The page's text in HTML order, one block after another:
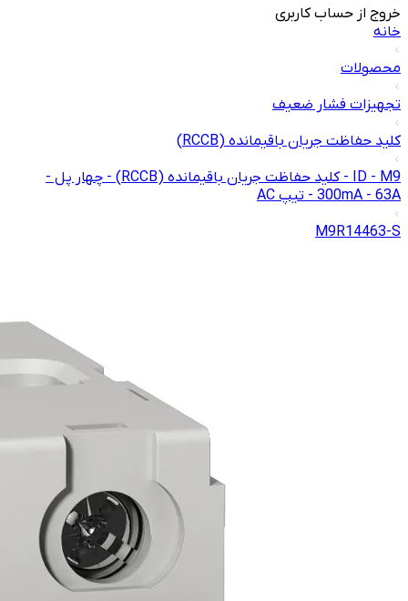
خروج از حساب کاربری
خانه
محصولات
تجهیزات فشار ضعیف
کلید حفاظت جریان باقیمانده (RCCB)
ID - M9 - کلید حفاظت جریان باقیمانده (RCCB) - چهار پل -
300mA - 63A - تیپ AC
M9R14463-S